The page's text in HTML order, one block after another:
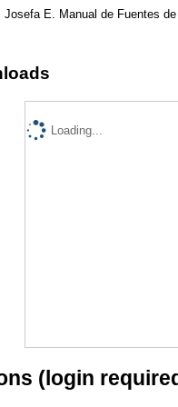
Josefa E. Manual de Fuentes
Loading...
(login